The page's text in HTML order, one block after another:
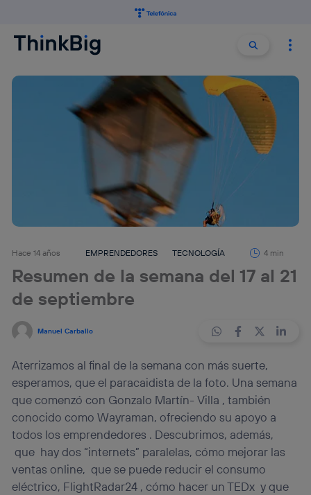
Buscar
Hace 14 años EMPRENDEDORES TECNOLOGÍA 4 min
Resumen de la semana del 17 al 21
de septiembre
Manuel Carballo
Aterrizamos al final de la semana con más suerte,
esperamos, que el paracaidista de la foto. Una semana
que comenzó con Gonzalo Martín- Villa , también
conocido como Wayraman, ofreciendo su apoyo a
todos los emprendedores . Descubrimos, además,
que hay dos “internets” paralelas, cómo mejorar las
ventas online, que se puede reducir el consumo
eléctrico, FlightRadar24 , cómo hacer un TEDx y que